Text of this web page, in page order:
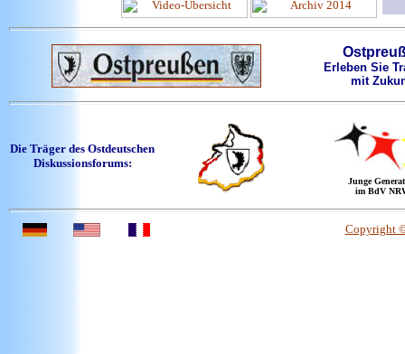
Erleben Sie
mit
Die Träger des Ostdeutschen
Diskussionsforums:
Junge
im BdV
Copyright